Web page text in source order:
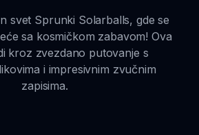
svet Sprunki Solarballs, gde se
sa kosmičkom zabavom! Ova
kroz zvezdano putovanje s
i impresivnim zvučnim
zapisima.